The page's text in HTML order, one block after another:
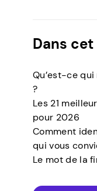
Dans
Qu’est-ce
?
Les 21
pour 2026
Comment
qui vous
Le mot de la